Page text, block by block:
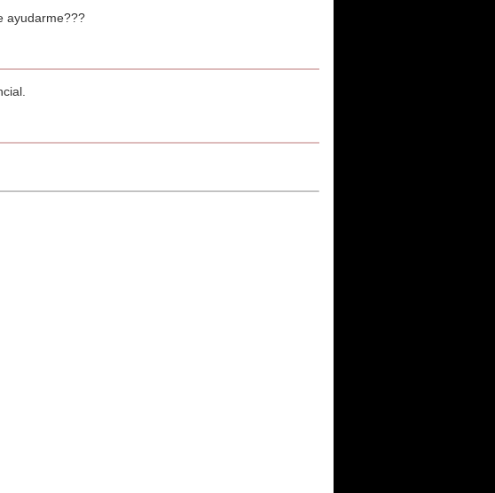
ayudarme???